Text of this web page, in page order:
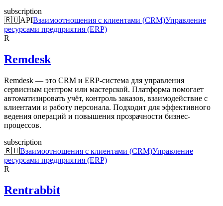
subscription
🇷🇺APIВзаимоотношения с клиентами (CRM)Управление
ресурсами предприятия (ERP)
R
Remdesk
Remdesk — это CRM и ERP-система для управления
сервисным центром или мастерской. Платформа помогает
автоматизировать учёт, контроль заказов, взаимодействие с
клиентами и работу персонала. Подходит для эффективного
ведения операций и повышения прозрачности бизнес-
процессов.
subscription
🇷🇺Взаимоотношения с клиентами (CRM)Управление
ресурсами предприятия (ERP)
R
Rentrabbit